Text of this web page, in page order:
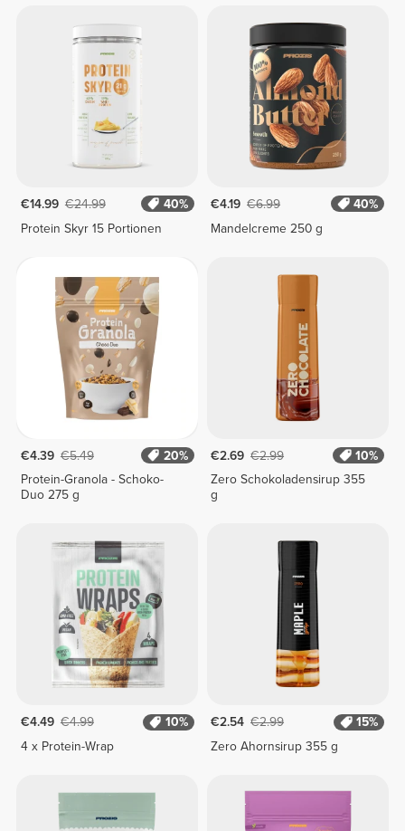
€14.99 €24.99
40%
Protein Skyr 15 Portionen
€4.19 €6.99
40%
Mandelcreme 250 g
€4.39 €5.49
20%
Protein-Granola - Schoko-
Duo 275 g
€2.69 €2.99
10%
Zero Schokoladensirup 355
g
€4.49 €4.99
10%
4 x Protein-Wrap
€2.54 €2.99
15%
Zero Ahornsirup 355 g